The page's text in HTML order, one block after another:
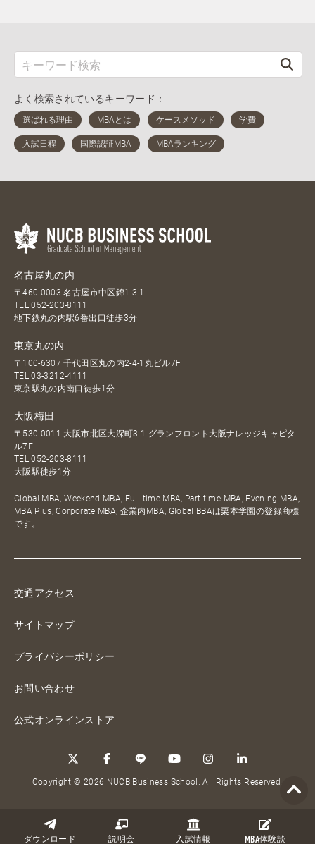
ダウンロード 説明会 入試情報 MBA体験談
よく検索されているキーワード：
名古屋丸の内
〒460-0003 名古屋市中区錦1-3-1
TEL052-203-8111
地下鉄丸の内駅6番出口徒歩3分
東京丸の内
〒100-6307 千代田区丸の内2-4-1丸ビル7F
TEL03-3212-4111
東京駅丸の内南口徒歩1分
大阪梅田
〒530-0011 大阪市北区大深町3-1 グランフロント大阪ナレッジキャピタ
ル7F
TEL052-203-8111
大阪駅徒歩1分
Global MBA, Weekend MBA, Full-time MBA, Part-time MBA, Evening MBA,
MBA Plus, Corporate MBA, 企業内MBA, Global BBAは栗本学園の登録商標
です。
交通アクセス
サイトマップ
プライバシーポリシー
お問い合わせ
公式オンラインストア
Copyright © 2026 NUCB Business School. All Rights Reserved.